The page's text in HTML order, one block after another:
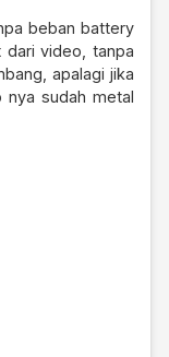
beban battery
video, tanpa
apalagi jika
sudah metal